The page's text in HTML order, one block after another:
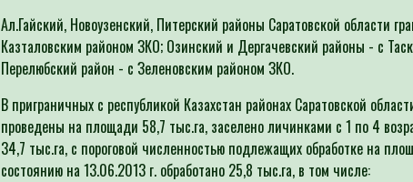
Ал.Гайский, Новоузенский, Питерский районы Саратовской области
Казталовским районом ЗКО; Озинский и Дергачевский районы - с
Перелюбский район - с Зеленовским районом ЗКО.
В приграничных с республикой Казахстан районах Саратовской
проведены на площади 58,7 тыс.га, заселено личинками с 1 по 4
34,7 тыс.га, с пороговой численностью подлежащих обработке на
состоянию на 13.06.2013 г. обработано 25,8 тыс.га, в том числе: